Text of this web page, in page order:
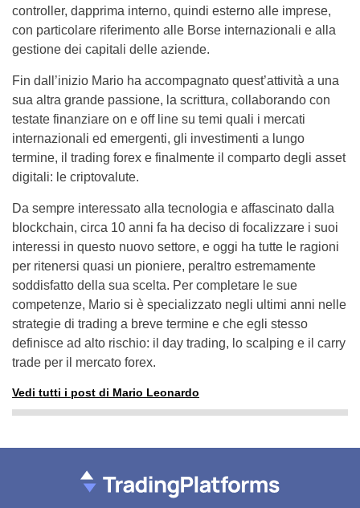
controller, dapprima interno, quindi esterno alle imprese,
con particolare riferimento alle Borse internazionali e alla
gestione dei capitali delle aziende.
Fin dall’inizio Mario ha accompagnato quest’attività a una
sua altra grande passione, la scrittura, collaborando con
testate finanziare on e off line su temi quali i mercati
internazionali ed emergenti, gli investimenti a lungo
termine, il trading forex e finalmente il comparto degli asset
digitali: le criptovalute.
Da sempre interessato alla tecnologia e affascinato dalla
blockchain, circa 10 anni fa ha deciso di focalizzare i suoi
interessi in questo nuovo settore, e oggi ha tutte le ragioni
per ritenersi quasi un pioniere, peraltro estremamente
soddisfatto della sua scelta. Per completare le sue
competenze, Mario si è specializzato negli ultimi anni nelle
strategie di trading a breve termine e che egli stesso
definisce ad alto rischio: il day trading, lo scalping e il carry
trade per il mercato forex.
Vedi tutti i post di Mario Leonardo